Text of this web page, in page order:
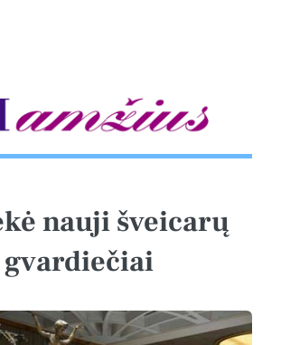
nauji šveicarų
gvardiečiai